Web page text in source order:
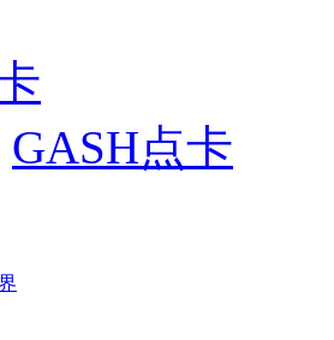
GASH点卡